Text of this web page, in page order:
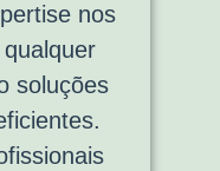
nos
soluções